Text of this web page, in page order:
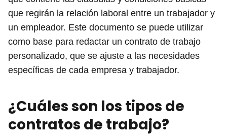
que regirán la relación laboral entre un trabajador y
un empleador. Este documento se puede utilizar
como base para redactar un contrato de trabajo
personalizado, que se ajuste a las necesidades
específicas de cada empresa y trabajador.
¿Cuáles son los tipos de
contratos de trabajo?